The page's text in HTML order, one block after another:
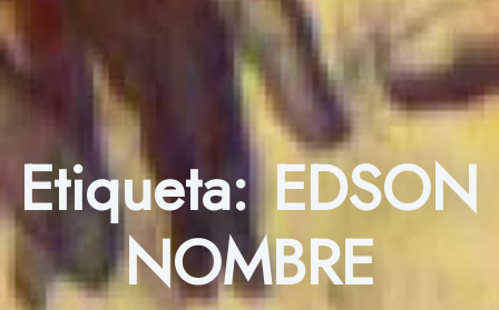
Etiqueta:EDSON
NOMBRE